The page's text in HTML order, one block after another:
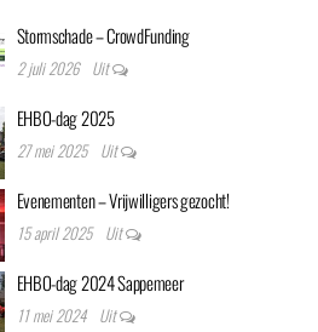
Stormschade – CrowdFunding
2 juli 2026 Uit
EHBO-dag 2025
27 mei 2025 Uit
Evenementen – Vrijwilligers gezocht!
15 april 2025 Uit
EHBO-dag 2024 Sappemeer
11 mei 2024 Uit